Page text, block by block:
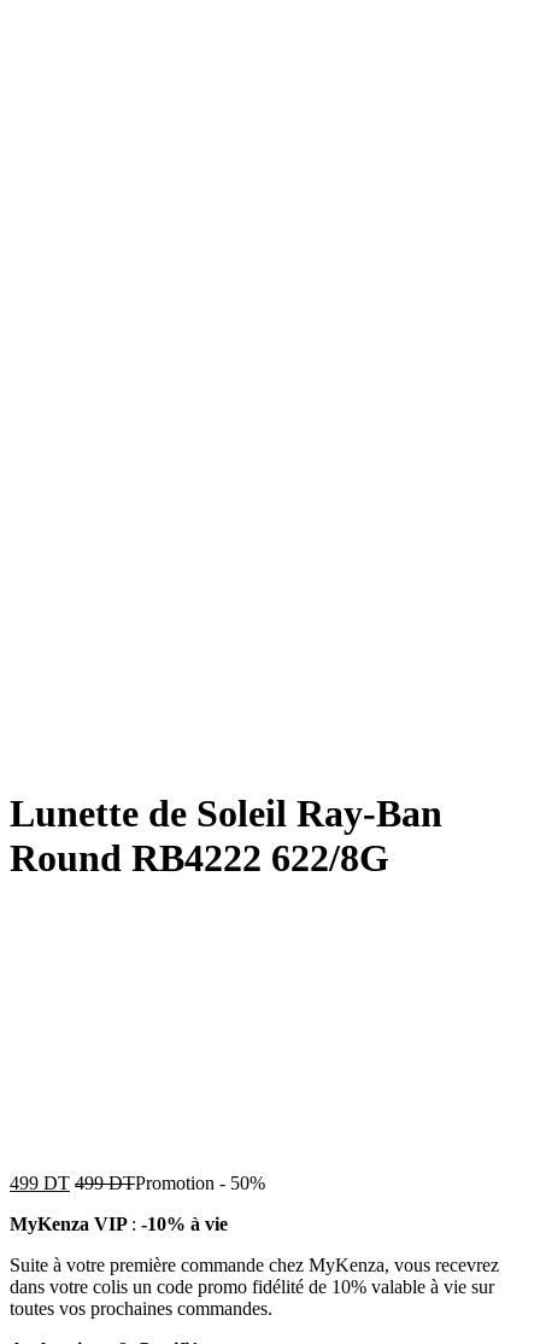
Lunette de Soleil Ray-Ban
Round RB4222 622/8G
499 DT 499DTPromotion - 50%
MyKenza VIP : -10% à vie
Suite à votre première commande chez MyKenza, vous recevrez
dans votre colis un code promo fidélité de 10% valable à vie sur
toutes vos prochaines commandes.